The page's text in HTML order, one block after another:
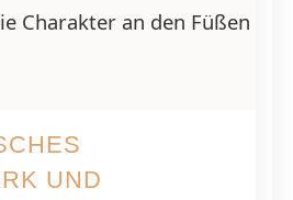
Charakter an den Füßen
UND